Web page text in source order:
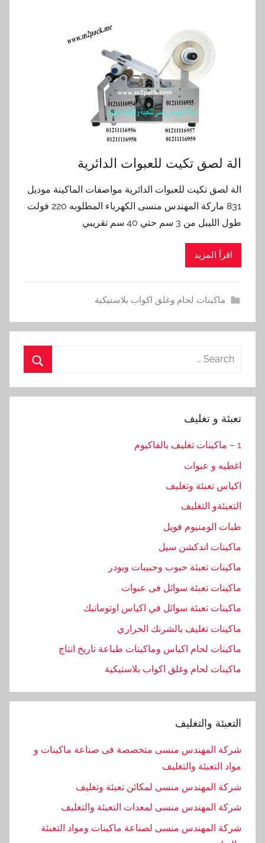
الة لصق تكيت للعبوات الدائرية
الة لصق تكيت للعبوات الدائرية مواصفات الماكينة موديل
831 ماركة المهندس منسى الكهرباء المطلوبه 220 فولت
طول الليبل من 3 سم حتي 40 سم تقريبي
اقرأ المزيد
ماكينات لحام وغلق اكواب بلاستيكية
Search
تعبئة و تغليف
1 – ماكينات تغليف بالفاكيوم
اغطيه و عبوات
اكياس تعبئة وتغليف
التعبئةو التغليف
طبات الومنيوم فويل
ماكينات اندكشن سيل
ماكينات تعبئة حبوب وحبيبات وبودر
ماكينات تعبئة سوائل فى عبوات
ماكينات تعبئة سوائل في اكياس اوتوماتيك
ماكينات تغليف بالشرنك الحراري
ماكينات لحام اكياس وماكينات طباعة تاريخ انتاج
ماكينات لحام وغلق اكواب بلاستيكية
التعبئة والتغليف
شركة المهندس منسى متخصصة فى صناعة ماكينات و
مواد التعبئة والتغليف
شركة المهندس منسى لمكائن تعبئة وتغليف
شركة المهندس منسى لمعدات التعبئة والتغليف
شركة المهندس منسى لصناعة ماكينات ومواد التعبئة